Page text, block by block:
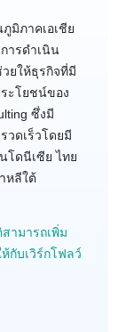
มิภาคเอเชีย
ารดำเนิน
ยให้ธุรกิจที่มี
ะโยชน์ของ
ซึ่งมี
วดเร็วโดยมี
โดนีเซีย ไทย
หลีใต้
ามารถเพิ่ม
กับเวิร์กโฟลว์